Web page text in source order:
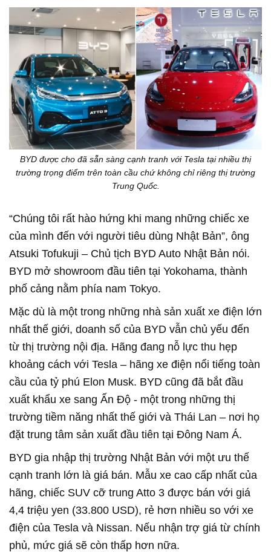
BYD được cho đã sẵn sàng cạnh tranh với Tesla tại nhiều thị
trường trọng điểm trên toàn cầu chứ không chỉ riêng thị trường
Trung Quốc.
“Chúng tôi rất hào hứng khi mang những chiếc xe
của mình đến với người tiêu dùng Nhật Bản”, ông
Atsuki Tofukuji – Chủ tịch BYD Auto Nhật Bản nói.
BYD mở showroom đầu tiên tại Yokohama, thành
phố cảng nằm phía nam Tokyo.
Mặc dù là một trong những nhà sản xuất xe điện lớn
nhất thế giới, doanh số của BYD vẫn chủ yếu đến
từ thị trường nội địa. Hãng đang nỗ lực thu hẹp
khoảng cách với Tesla – hãng xe điện nổi tiếng toàn
cầu của tỷ phú Elon Musk. BYD cũng đã bắt đầu
xuất khẩu xe sang Ấn Độ - một trong những thị
trường tiềm năng nhất thế giới và Thái Lan – nơi họ
đặt trung tâm sản xuất đầu tiên tại Đông Nam Á.
BYD gia nhập thị trường Nhật Bản với một ưu thế
cạnh tranh lớn là giá bán. Mẫu xe cao cấp nhất của
hãng, chiếc SUV cỡ trung Atto 3 được bán với giá
4,4 triệu yen (33.800 USD), rẻ hơn nhiều so với xe
điện của Tesla và Nissan. Nếu nhận trợ giá từ chính
phủ, mức giá sẽ còn thấp hơn nữa.